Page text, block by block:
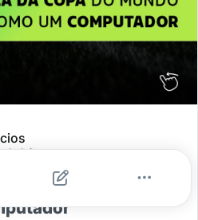
de leitura
da copa do mundo